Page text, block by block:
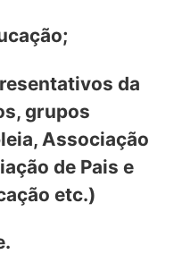
da
grupos
Associação
de Pais e
etc.)